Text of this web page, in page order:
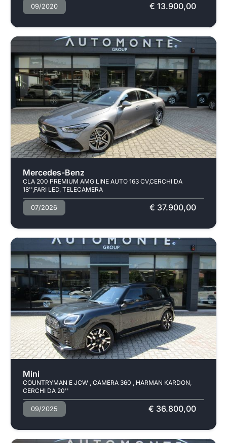
09/2020 € 13.900,00
Mercedes-Benz
CLA 200 PREMIUM AMG LINE AUTO 163 CV,CERCHI DA
18'',FARI LED, TELECAMERA
07/2026 € 37.900,00
Mini
COUNTRYMAN E JCW , CAMERA 360 , HARMAN KARDON,
CERCHI DA 20''
09/2025 € 36.800,00